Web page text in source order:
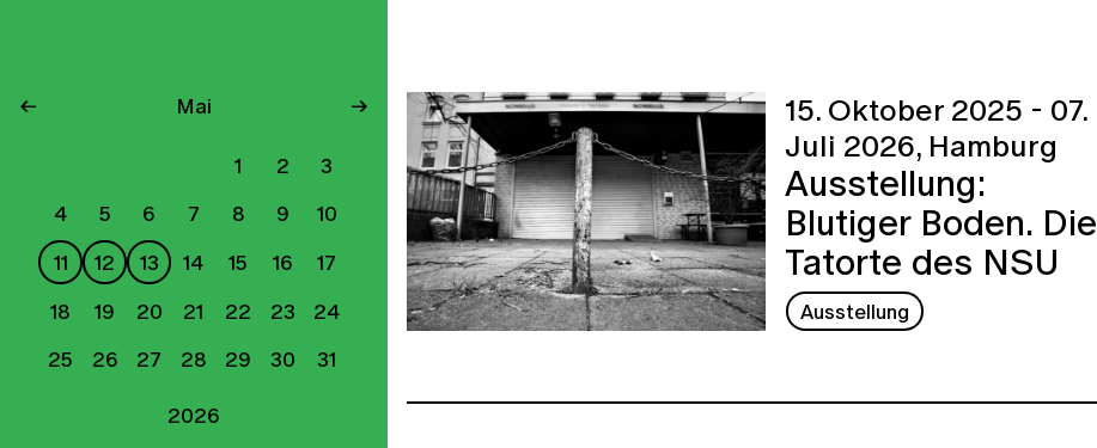
← Mai →
1 2
3
4
5 6 7 8 9
10
11
12 13 14 15 16
17
18
19 20 21 22 23
24
25
26 27 28 29 30
31
2026
15. Oktober 2025 - 07.
Juli 2026, Hamburg
Ausstellung:
Blutiger Boden. Die
Tatorte des NSU
Ausstellung